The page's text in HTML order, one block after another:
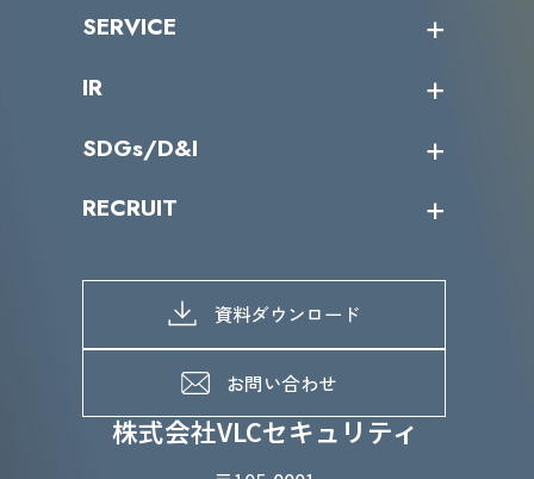
株式会社VLCセキュリティ
ミッション／ビジョン
パートナー企業一覧
サイバーニュース
SERVICE
カテゴリー別サービス一覧
IR
IRカレンダー
IRライブラリー
よくあるご質問
SDGs/D&I
当グループのマテリアリティ
SDGs推進体制
D&Iの取り組み
RECRUIT
募集職種一覧
メッセージ
メンバーインタビュー
資料ダウンロード
お問い合わせ